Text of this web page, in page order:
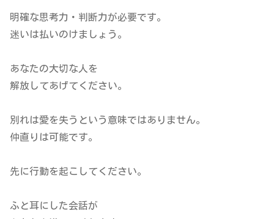
明確な思考力・判断力が必要です。
迷いは払いのけましょう。
あなたの大切な人を
解放してあげてください。
別れは愛を失うという意味ではありません。
仲直りは可能です。
先に行動を起こしてください。
ふと耳にした会話が